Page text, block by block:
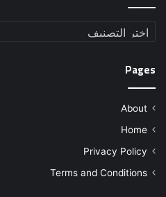
تصنيفات
Pages
About
Home
Privacy Policy
Terms and Conditions